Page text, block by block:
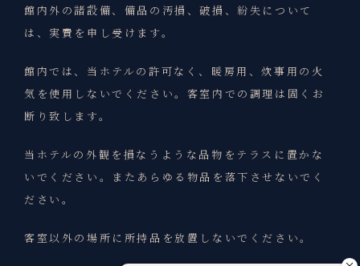
館内外の諸設備、備品の汚損、破損、紛失について
は、実費を申し受けます。
館内では、当ホテルの許可なく、暖房用、炊事用の火
気を使用しないでください。客室内での調理は固くお
断り致します。
当ホテルの外観を損なうような品物をテラスに置かな
いでください。またあらゆる物品を落下させないでく
ださい。
客室以外の場所に所持品を放置しないでください。